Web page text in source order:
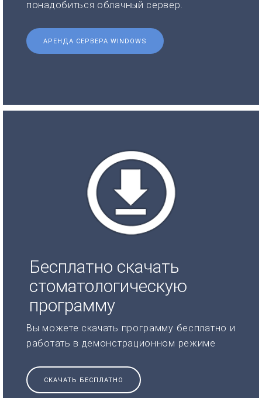
понадобиться облачный сервер.
АРЕНДА СЕРВЕРА WINDOWS
Бесплатно скачать
стоматологическую
программу
Вы можете скачать программу бесплатно и
работать в демонстрационном режиме
СКАЧАТЬ БЕСПЛАТНО